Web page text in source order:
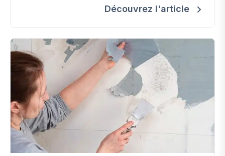
pour installer votre cabanon en toute légalité.
Découvrez l'article